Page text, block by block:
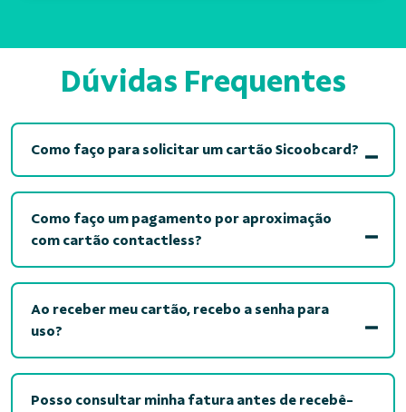
Dúvidas Frequentes
Como faço para solicitar um cartão Sicoobcard?
Como faço um pagamento por aproximação
com cartão contactless?
Ao receber meu cartão, recebo a senha para
uso?
Posso consultar minha fatura antes de recebê-